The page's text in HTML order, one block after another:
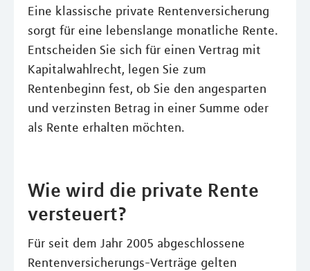
Eine klassische private Rentenversicherung
sorgt für eine lebenslange monatliche Rente.
Entscheiden Sie sich für einen Vertrag mit
Kapitalwahlrecht, legen Sie zum
Rentenbeginn fest, ob Sie den angesparten
und verzinsten Betrag in einer Summe oder
als Rente erhalten möchten.
Wie wird die private Rente
versteuert?
Für seit dem Jahr 2005 abgeschlossene
Rentenversicherungs-Verträge gelten